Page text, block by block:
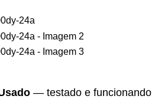
— testado e funcionando